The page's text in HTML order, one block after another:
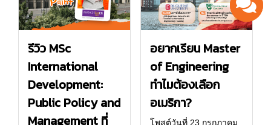
รีวิว MSc
International
Development:
Public Policy and
Management ที่
อยากเรียน Master
of Engineering
ทำไมต้องเลือก
อเมริกา?
โพสต์วันที่ 23 กรกฎาคม